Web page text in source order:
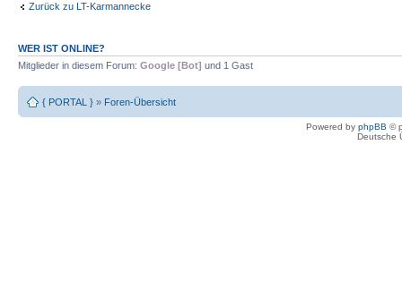
Zurück zu LT-Karmannecke
WER IST ONLINE?
Mitglieder in diesem Forum: Google [Bot] und 1 Gast
{ PORTAL } » Foren-Übersicht
Powered by phpBB ©
Deutsche